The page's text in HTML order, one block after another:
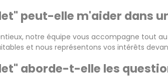
peut-elle m'aider dans
notre équipe vous accompagne tout
et nous représentons vos intérêts
aborde-t-elle les